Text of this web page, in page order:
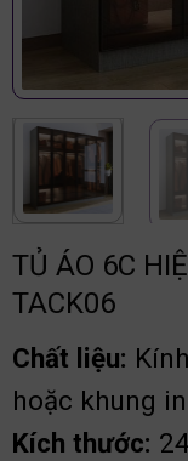
TỦ ÁO 6C
TACK06
Chất liệu:
hoặc khung
Kích thước: